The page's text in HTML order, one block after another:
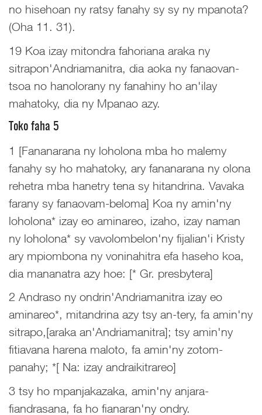
no hisehoan ny ratsy fanahy sy sy ny mpanota?
(Oha 11. 31).
19 Koa izay mitondra fahoriana araka ny
sitrapon'Andriamanitra, dia aoka ny fanaovan-
tsoa no hanolorany ny fanahiny ho an'ilay
mahatoky, dia ny Mpanao azy.
Toko faha 5
1 [Fananarana ny loholona mba ho malemy
fanahy sy ho mahatoky, ary fananarana ny olona
rehetra mba hanetry tena sy hitandrina. Vavaka
farany sy fanaovam-beloma] Koa ny amin'ny
loholona* izay eo aminareo, izaho, izay naman
ny loholona* sy vavolombelon'ny fijalian'i Kristy
ary mpiombona ny voninahitra efa haseho koa,
dia mananatra azy hoe: [* Gr. presbytera]
2 Andraso ny ondrin'Andriamanitra izay eo
aminareo*, mitandrina azy tsy an-tery, fa amin'ny
sitrapo,[araka an'Andriamanitra]; tsy amin'ny
fitiavana harena maloto, fa amin'ny zotom-
panahy; *[ Na: izay andraikitrareo]
3 tsy ho mpanjakazaka, amin'ny anjara-
fiandrasana, fa ho fianaran'ny ondry.